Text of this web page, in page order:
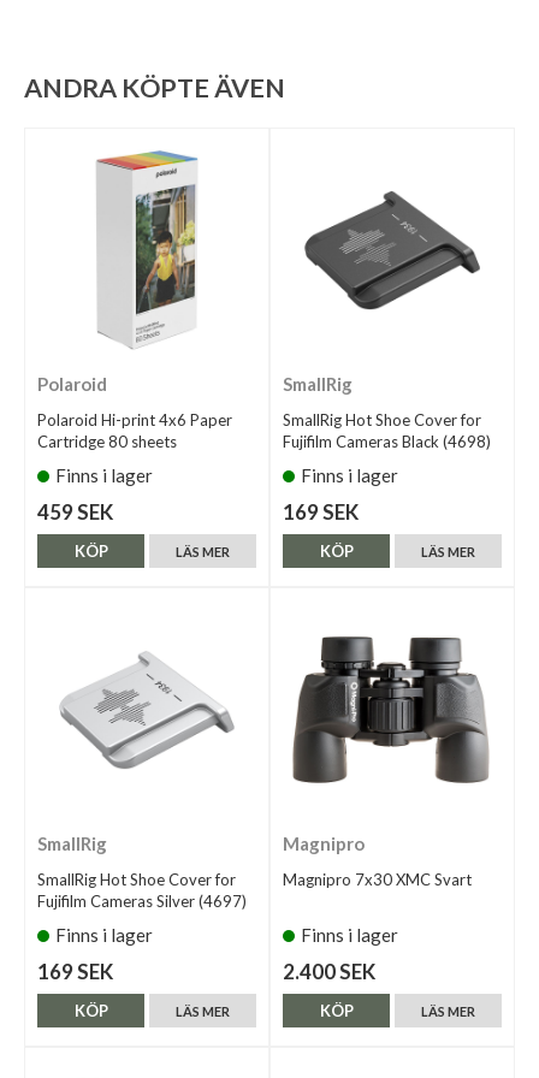
ANDRA KÖPTE ÄVEN
Polaroid
Polaroid Hi-print 4x6 Paper
Cartridge 80 sheets
Finns i lager
459 SEK
LÄS MER
KÖP
SmallRig
SmallRig Hot Shoe Cover for
Fujifilm Cameras Black (4698)
Finns i lager
169 SEK
LÄS MER
KÖP
SmallRig
SmallRig Hot Shoe Cover for
Fujifilm Cameras Silver (4697)
Finns i lager
169 SEK
LÄS MER
KÖP
Magnipro
Magnipro 7x30 XMC Svart
Finns i lager
2.400 SEK
LÄS MER
KÖP